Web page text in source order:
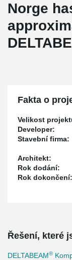
Norge
Fakta o
Velikost
Developer:
Stavební firma:
Architekt:
Rok dodání:
Rok dokončení:
Řešení, které
DELTABEAM®